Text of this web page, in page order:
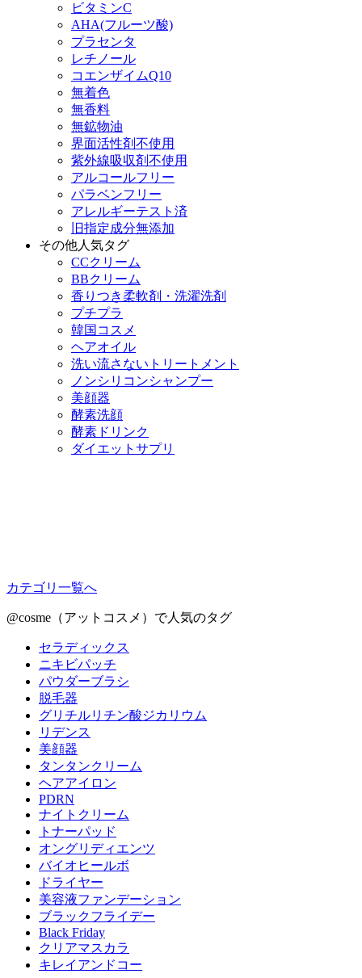
ビタミンC
AHA(フルーツ酸)
プラセンタ
レチノール
コエンザイムQ10
無着色
無香料
無鉱物油
界面活性剤不使用
紫外線吸収剤不使用
アルコールフリー
パラベンフリー
アレルギーテスト済
旧指定成分無添加
その他人気タグ
CCクリーム
BBクリーム
香りつき柔軟剤・洗濯洗剤
プチプラ
韓国コスメ
ヘアオイル
洗い流さないトリートメント
ノンシリコンシャンプー
美顔器
酵素洗顔
酵素ドリンク
ダイエットサプリ
カテゴリ一覧へ
@cosme（アットコスメ）で人気のタグ
セラディックス
ニキビパッチ
パウダーブラシ
脱毛器
グリチルリチン酸ジカリウム
リデンス
美顔器
タンタンクリーム
ヘアアイロン
PDRN
ナイトクリーム
トナーパッド
オングリディエンツ
バイオヒールボ
ドライヤー
美容液ファンデーション
ブラックフライデー
Black Friday
クリアマスカラ
キレイアンドコー